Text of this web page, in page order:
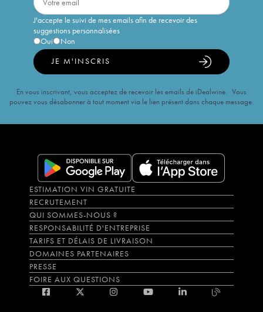
J'accepte le suivi de mes emails afin de recevoir des
suggestions personnalisées
Oui
Non
JE M'INSCRIS
En vous inscrivant, vous acceptez de recevoir les emails de iDealwine. Vous
pouvez vous désabonner à tout moment via le lien présent dans chaque message.
ESTIMATION VIN GRATUITE
RECRUTEMENT
QUI SOMMES-NOUS ?
RESPONSABILITÉ D'ENTREPRISE
TARIFS ET DÉLAIS DE LIVRAISON
DOMAINES PARTENAIRES
PRESSE
FOIRE AUX QUESTIONS